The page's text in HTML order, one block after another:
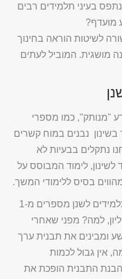
בעיני תלמידים רבים
מועדף?
לשיטות הוראה בחינוך
מושגית. המוביל לעתים
"מנותק", כמו מספרי
נבנים במוח קשרים
נתקלים בבעיות לא
לשינון, לימוד המבוסס על
בסיס ללימודי המשך.
בשיעורי מתמטיקה לא מבקשים מתלמידים לשנן מספרים מ-1
כך מ-1,000 ועד מיליון, למה? מפני שאחרי
ומבינים את תבנית ערך
אין גבול לכמות
התבנית הופכת את